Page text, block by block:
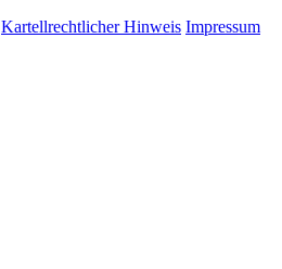
Kartellrechtlicher Hinweis Impressum